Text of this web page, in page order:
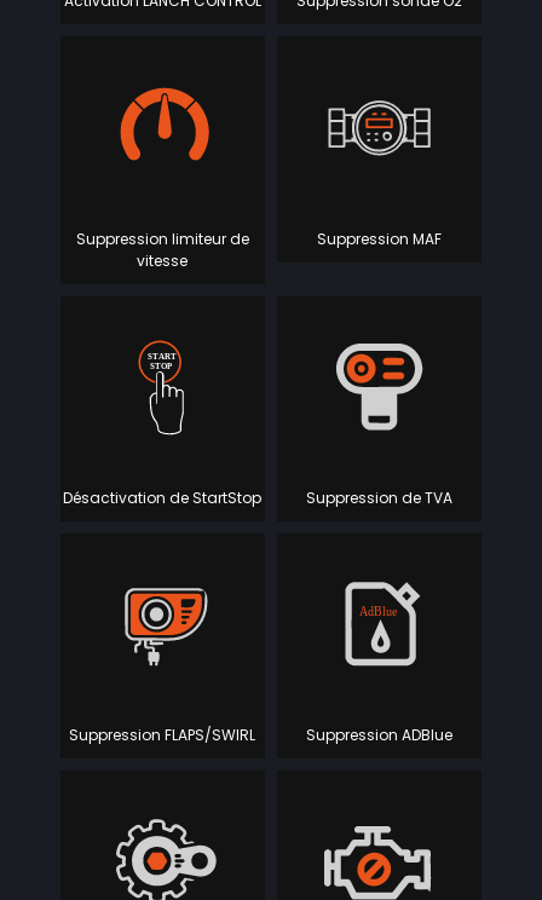
Suppression limiteur de
vitesse
Suppression MAF
Désactivation de StartStop Suppression de TVA
Suppression FLAPS/SWIRL Suppression ADBlue